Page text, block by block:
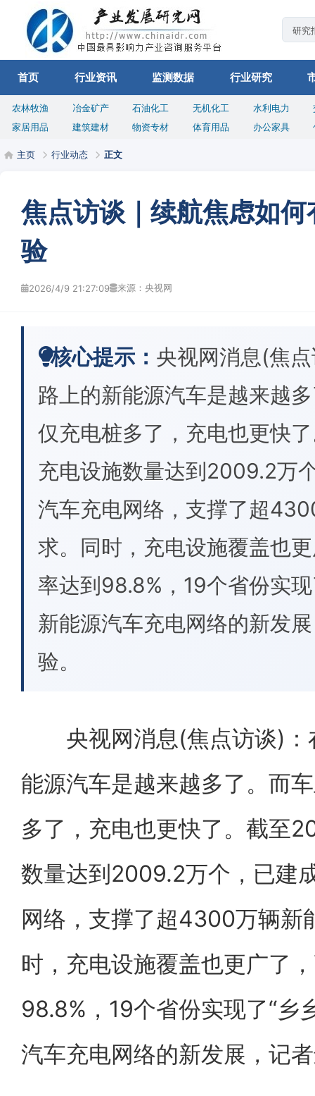
首页 行业资讯 监测数据 行业研究
农林牧渔 冶金矿产 石油化工 无机化工 水利电力
家居用品
建筑建材 物资专材 体育用品 办公家具
主页 行业动态 正文
焦点访谈｜续航焦虑如
验
2026/4/9 21:27:09 来源：央视网
核心提示： 央视网消息(焦
路上的新能源汽车是越来越
仅充电桩多了，充电也更快
充电设施数量达到2009.2万
汽车充电网络，支撑了超
求。同时，充电设施覆盖也
率达到98.8%，19个省份实
新能源汽车充电网络的新发
验。
央视网消息(焦点访谈)：
能源汽车是越来越多了。而
多了，充电也更快了。截至
数量达到2009.2万个，已建
网络，支撑了超4300万辆新
时，充电设施覆盖也更广了
98.8%，19个省份实现了“乡
汽车充电网络的新发展，记